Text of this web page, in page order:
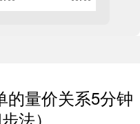
的量价关系5分钟
法）